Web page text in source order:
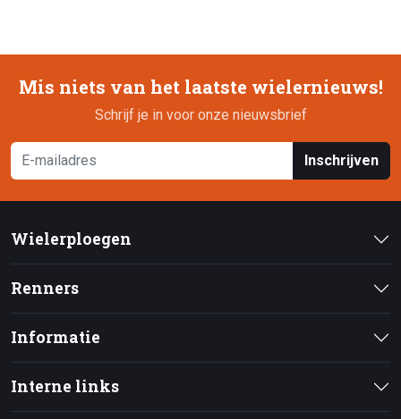
Mis niets van het laatste wielernieuws!
Schrijf je in voor onze nieuwsbrief
Inschrijven
Wielerploegen
Renners
Informatie
Interne links